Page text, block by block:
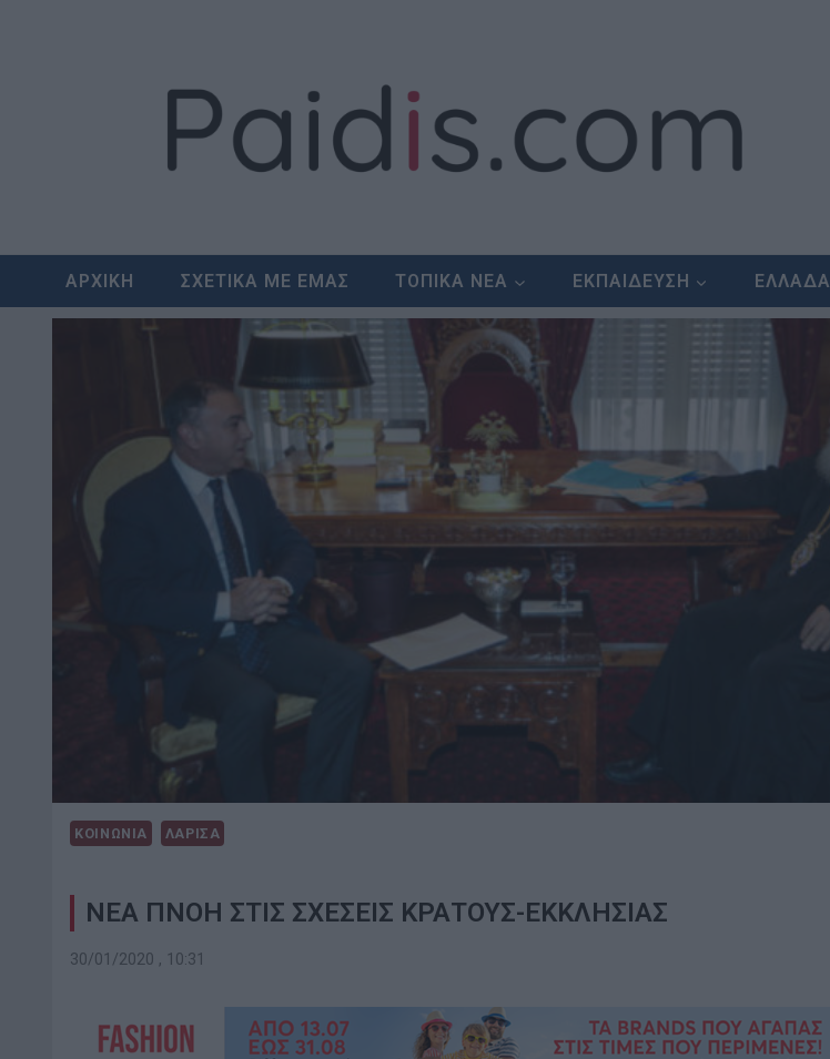
ΑΡΧΙΚΗ ΣΧΕΤΙΚΑ ΜΕ ΕΜΑΣ ΤΟΠΙΚΑ ΝΕΑ ΕΚΠΑΙΔΕΥΣΗ ΕΛΛΑΔΑ
ΚΟΙΝΩΝΙΑ ΛΑΡΙΣΑ
ΝΕΑ ΠΝΟΗ ΣΤΙΣ ΣΧΕΣΕΙΣ ΚΡΑΤΟΥΣ-ΕΚΚΛΗΣΙΑΣ
30/01/2020 , 10:31